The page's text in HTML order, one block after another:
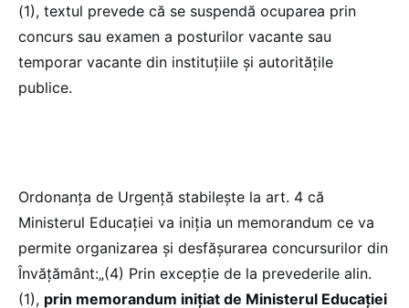
(1), textul prevede că se suspendă ocuparea prin
concurs sau examen a posturilor vacante sau
temporar vacante din instituțiile și autoritățile
publice.
Ordonanța de Urgență stabilește la art. 4 că
Ministerul Educației va iniția un memorandum ce va
permite organizarea și desfășurarea concursurilor din
Învățământ:„(4) Prin excepție de la prevederile alin.
(1), prin memorandum inițiat de Ministerul Educației